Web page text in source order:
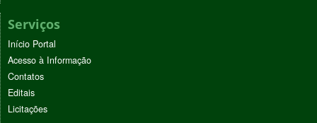
Serviços
Início Portal
Acesso à Informação
Contatos
Editais
Licitações